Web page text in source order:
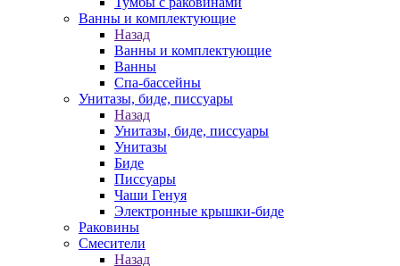
Ванны и комплектующие
Назад
Ванны и комплектующие
Ванны
Спа-бассейны
Унитазы, биде, писсуары
Назад
Унитазы, биде, писсуары
Унитазы
Биде
Писсуары
Чаши Генуя
Электронные крышки-биде
Раковины
Смесители
Назад